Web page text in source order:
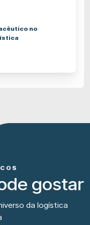
no
gostar
da logística